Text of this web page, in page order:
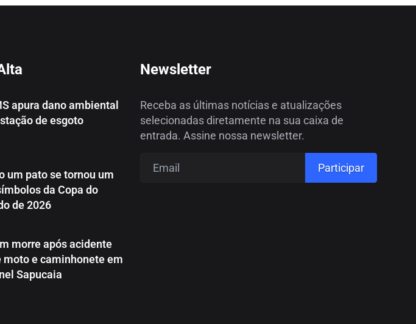
apura dano ambiental
de esgoto
um pato se tornou um
da Copa do
de 2026
morre após acidente
moto e caminhonete em
Sapucaia
Newsletter
Receba as últimas notícias e atualizações
selecionadas diretamente na sua caixa de
entrada. Assine nossa newsletter.
Participar